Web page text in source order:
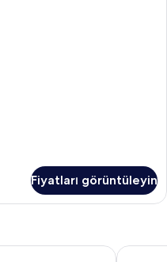
Fiyatları görüntüleyin
Hotel